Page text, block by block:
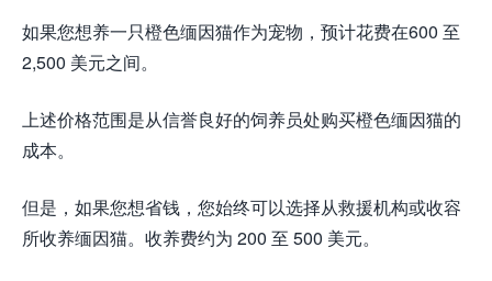
如果您想养一只橙色缅因猫作为宠物，预计花费在600 至
2,500 美元之间。
上述价格范围是从信誉良好的饲养员处购买橙色缅因猫的
成本。
但是，如果您想省钱，您始终可以选择从救援机构或收容
所收养缅因猫。收养费约为 200 至 500 美元。